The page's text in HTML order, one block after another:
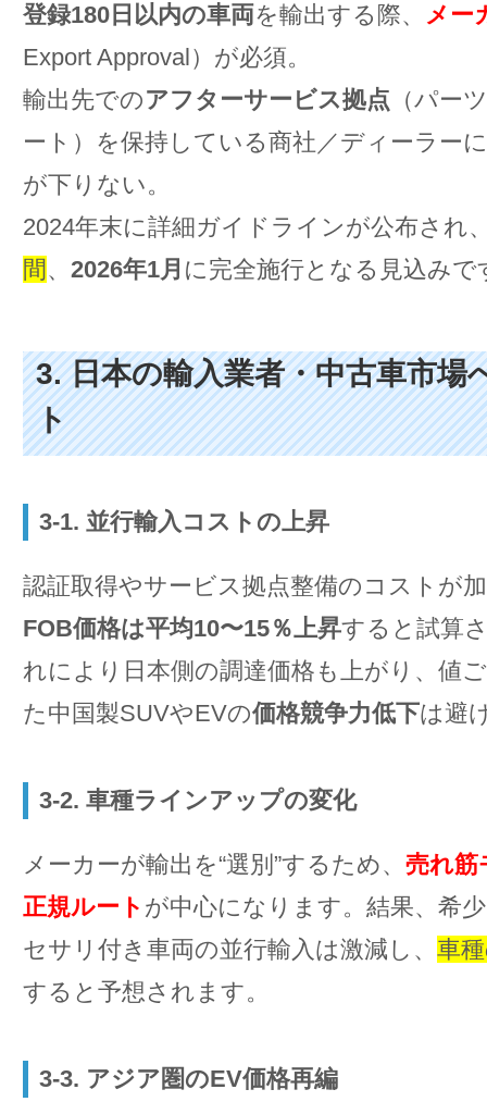
登録180日以内の車両を輸出する際、 メー
Export Approval）が必須。
輸出先でのアフターサービス拠点 （パー
ート）を保持している商社／ディーラー
が下りない。
2024年末に詳細ガイドラインが公布され
間 、 2026年1月 に完全施行となる見込みで
3. 日本の輸入業者・中古車市場
ト
3-1. 並行輸入コストの上昇
認証取得やサービス拠点整備のコストが
FOB価格は平均10〜15％上昇すると試算
れにより日本側の調達価格も上がり、値
た中国製SUVやEVの価格競争力低下は避
3-2. 車種ラインアップの変化
メーカーが輸出を“選別”するため、 売れ筋
正規ルート が中心になります。結果、希
セサリ付き車両の並行輸入は激減し、 車
すると予想されます。
3-3. アジア圏のEV価格再編